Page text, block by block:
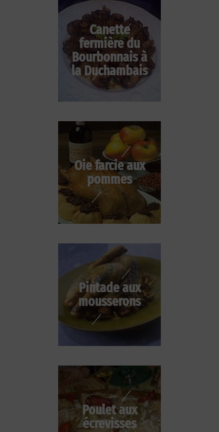
Canette
fermière du
Bourbonnais à
la Duchambais
Oie farcie aux
pommes
Pintade aux
mousserons
Poulet aux
écrevisses